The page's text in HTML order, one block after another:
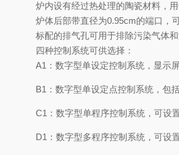
炉内设有经过热处理的陶瓷材料，
炉体后部带直径为0.95cm的端口，
标配的排气孔可用于排除污染气体
四种控制系统可供选择：
A1：数字型单设定控制系统，显示
B1：数字型单设定点控制系统，包
C1：数字型单程序控制系统，可设
D1：数字型多程序控制系统，可设